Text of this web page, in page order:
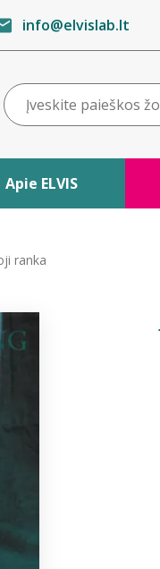
info@elvislab.lt
Apie ELVIS
ranka